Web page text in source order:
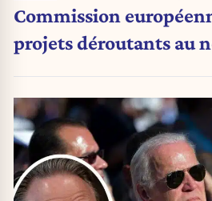
Commission
projets déroutants au